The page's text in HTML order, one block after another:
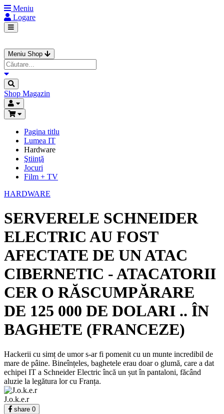
Meniu
Logare
Meniu Shop
Shop Magazin
Pagina titlu
Lumea IT
Hardware
Ştiinţă
Jocuri
Film + TV
HARDWARE
SERVERELE SCHNEIDER
ELECTRIC AU FOST
AFECTATE DE UN ATAC
CIBERNETIC - ATACATORII
CER O RĂSCUMPĂRARE
DE 125 000 DE DOLARI .. ÎN
BAGHETE (FRANCEZE)
Hackerii cu simț de umor s-ar fi pomenit cu un munte incredibil de
mare de pâine. Bineînțeles, baghetele erau doar o glumă, care a dat
echipei IT a Schneider Electric încă un șut în pantaloni, făcând
aluzie la legătura lor cu Franța.
J.o.k.e.r
share 0